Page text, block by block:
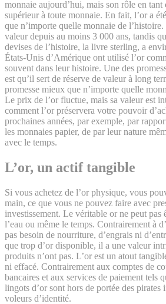
monnaie aujourd’hui, mais son rôle en tant
supérieur à toute monnaie. En fait, l’or a
que n’importe quelle monnaie de l’histoire.
valeur depuis au moins 3 000 ans, tandis
devises de l’histoire, la livre sterling, a
États-Unis d’Amérique ont utilisé l’or
souvent dans leur histoire. Une des
est qu’il sert de réserve de valeur à long
promesse mieux que n’importe quelle
Le prix de l’or fluctue, mais sa valeur est
comment l’or préservera votre pouvoir
prochaines années, par exemple, par
les monnaies papier, de par leur nature
avec le temps.
L’or, un actif tangible
Si vous achetez de l’or physique, vous
main, ce que vous ne pouvez faire avec
investissement. Le véritable or ne peut pas
l’eau ou même le temps. Contrairement à
pas besoin de nourriture, d’engrais ni
que trop d’or disponible, il a une valeur
produits n’ont pas. L’or est un atout
ni effacé. Contrairement aux comptes de
bancaires et aux services de paiement tels
lingots d’or sont hors de portée des pirates
voleurs d’identité.